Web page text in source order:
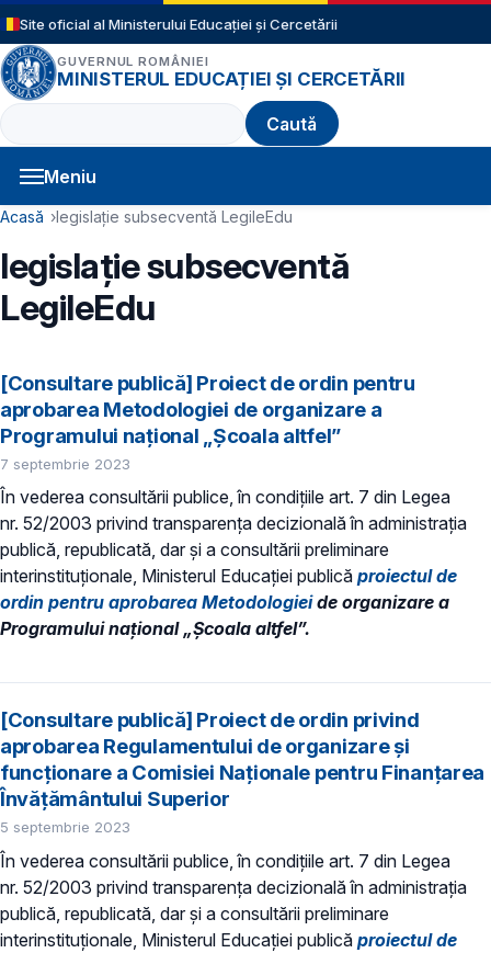
Sari la conținutul principal
Site oficial al Ministerului Educației și Cercetării
GUVERNUL ROMÂNIEI
MINISTERUL EDUCAȚIEI ȘI CERCETĂRII
Caută
Meniu
Navigație principală
Cale de navigare
Acasă legislație subsecventă LegileEdu
legislație subsecventă
LegileEdu
[Consultare publică] Proiect de ordin pentru
aprobarea Metodologiei de organizare a
Programului național „Școala altfel”
7 septembrie 2023
În vederea consultării publice, în condiţiile art. 7 din Legea
nr. 52/2003 privind transparenţa decizională în administraţia
publică, republicată, dar și a consultării preliminare
interinstituționale, Ministerul Educaţiei publică proiectul de
ordin pentru aprobarea Metodologieide organizare a
Programului național „Școala altfel”.
[Consultare publică] Proiect de ordin privind
aprobarea Regulamentului de organizare și
funcționare a Comisiei Naționale pentru Finanțarea
Învățământului Superior
5 septembrie 2023
În vederea consultării publice, în condiţiile art. 7 din Legea
nr. 52/2003 privind transparenţa decizională în administraţia
publică, republicată, dar și a consultării preliminare
interinstituționale, Ministerul Educaţiei publică proiectul de